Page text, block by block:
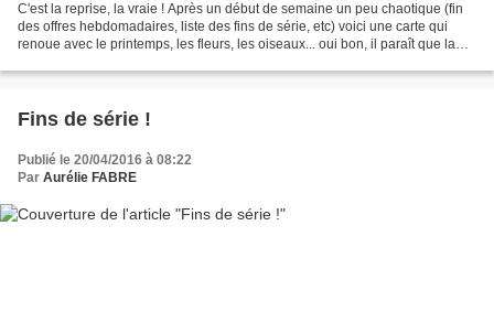
C'est la reprise, la vraie ! Après un début de semaine un peu chaotique (fin
des offres hebdomadaires, liste des fins de série, etc) voici une carte qui
renoue avec le printemps, les fleurs, les oiseaux... oui bon, il paraît que la
Fins de série !
Publié le 20/04/2016 à 08:22
Par Aurélie FABRE